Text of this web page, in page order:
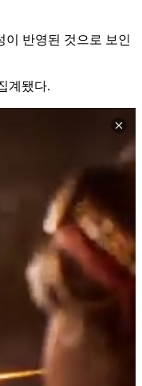
이 반영된 것으로 보인
계됐다.